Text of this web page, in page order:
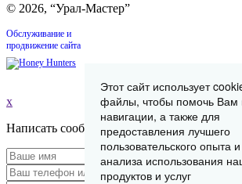
© 2026, “Урал-Мастер”
Обслуживание и
продвижение сайта
x
Написать сообщение
Этот сайт использует
файлы, чтобы помочь Вам
навигации, а также для
предоставления лучшего
пользовательского опыта и
анализа использования
продуктов и услуг